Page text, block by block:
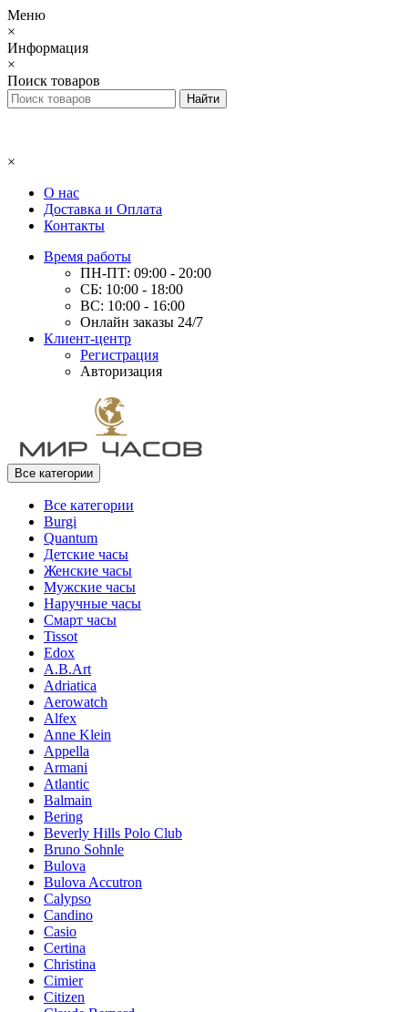
Меню
×
Информация
×
Поиск товаров
×
О нас
Доставка и Оплата
Контакты
Время работы
ПН-ПТ: 09:00 - 20:00
СБ: 10:00 - 18:00
ВС: 10:00 - 16:00
Онлайн заказы 24/7
Клиент-центр
Регистрация
Авторизация
Все категории
Все категории
Burgi
Quantum
Детские часы
Женские часы
Мужские часы
Наручные часы
Смарт часы
Tissot
Edox
A.B.Art
Adriatica
Aerowatch
Alfex
Anne Klein
Appella
Armani
Atlantic
Balmain
Bering
Beverly Hills Polo Club
Bruno Sohnle
Bulova
Bulova Accutron
Calypso
Candino
Casio
Certina
Christina
Cimier
Citizen